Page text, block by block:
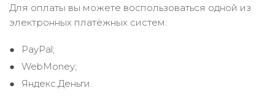
Для оплаты вы можете воспользоваться одной из
электронных платёжных систем:
PayPal;
WebMoney;
Яндекс.Деньги.